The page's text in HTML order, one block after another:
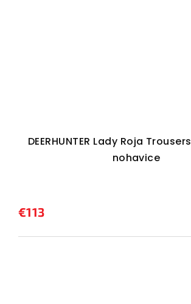
DEERHUNTER Lady Roja
nohavice
€113